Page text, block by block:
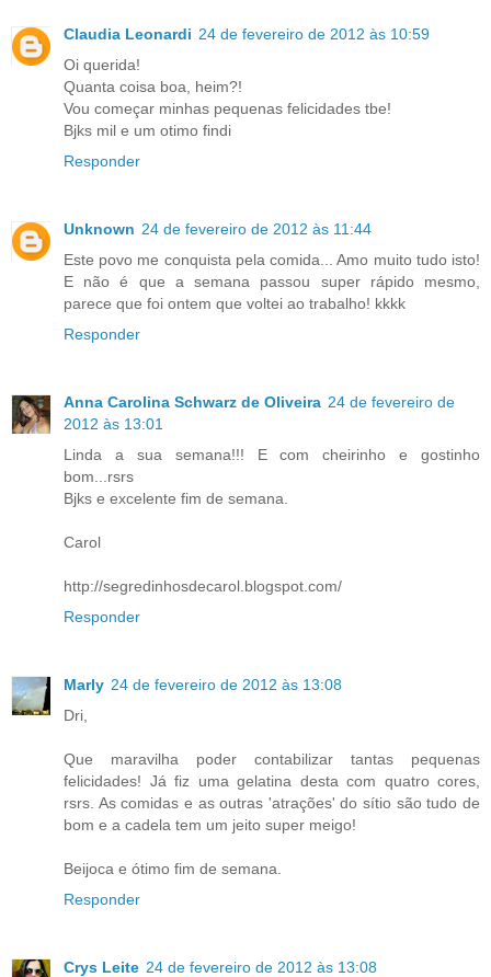
Claudia Leonardi 24 de fevereiro de 2012 às 10:59
Oi querida!
Quanta coisa boa, heim?!
Vou começar minhas pequenas felicidades tbe!
Bjks mil e um otimo findi
Responder
Unknown 24 de fevereiro de 2012 às 11:44
Este povo me conquista pela comida... Amo muito tudo isto!
E não é que a semana passou super rápido mesmo,
parece que foi ontem que voltei ao trabalho! kkkk
Responder
Anna Carolina Schwarz de Oliveira 24 de fevereiro de
2012 às 13:01
Linda a sua semana!!! E com cheirinho e gostinho
bom...rsrs
Bjks e excelente fim de semana.
Carol
http://segredinhosdecarol.blogspot.com/
Responder
Marly 24 de fevereiro de 2012 às 13:08
Dri,
Que maravilha poder contabilizar tantas pequenas
felicidades! Já fiz uma gelatina desta com quatro cores,
rsrs. As comidas e as outras 'atrações' do sítio são tudo de
bom e a cadela tem um jeito super meigo!
Beijoca e ótimo fim de semana.
Responder
Crys Leite 24 de fevereiro de 2012 às 13:08